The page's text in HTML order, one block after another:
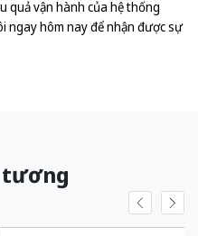
quả vận hành của hệ thống
ngay hôm nay để nhận được sự
tương